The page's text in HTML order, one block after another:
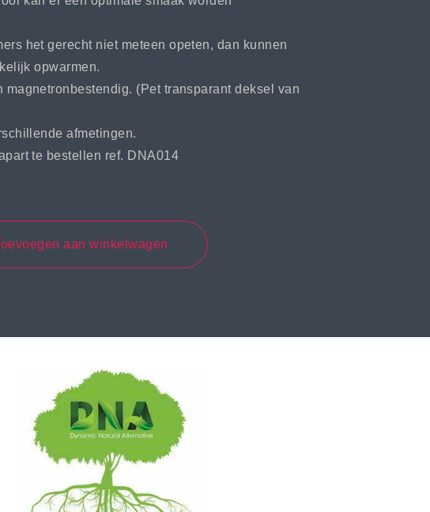
het gerecht niet meteen opeten, dan kunnen
opwarmen.
(Pet transparant deksel van
afmetingen.
te bestellen ref. DNA014
aan winkelwagen